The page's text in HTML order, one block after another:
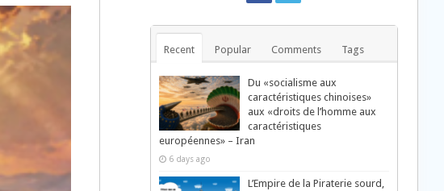
Recent Popular Comments Tags
Du «socialisme aux
caractéristiques chinoises»
aux «droits de l’homme aux
caractéristiques
européennes» – Iran
6 days ago
L’Empire de la Piraterie sourd,